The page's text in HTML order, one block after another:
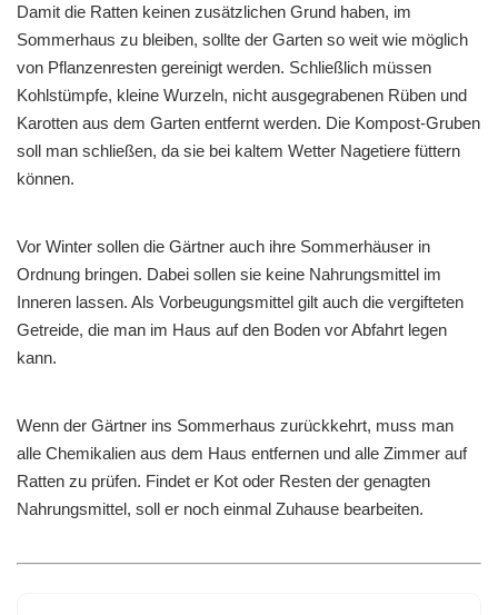
Damit die Ratten keinen zusätzlichen Grund haben, im
Sommerhaus zu bleiben, sollte der Garten so weit wie möglich
von Pflanzenresten gereinigt werden. Schließlich müssen
Kohlstümpfe, kleine Wurzeln, nicht ausgegrabenen Rüben und
Karotten aus dem Garten entfernt werden. Die Kompost-Gruben
soll man schließen, da sie bei kaltem Wetter Nagetiere füttern
können.
Vor Winter sollen die Gärtner auch ihre Sommerhäuser in
Ordnung bringen. Dabei sollen sie keine Nahrungsmittel im
Inneren lassen. Als Vorbeugungsmittel gilt auch die vergifteten
Getreide, die man im Haus auf den Boden vor Abfahrt legen
kann.
Wenn der Gärtner ins Sommerhaus zurückkehrt, muss man
alle Chemikalien aus dem Haus entfernen und alle Zimmer auf
Ratten zu prüfen. Findet er Kot oder Resten der genagten
Nahrungsmittel, soll er noch einmal Zuhause bearbeiten.